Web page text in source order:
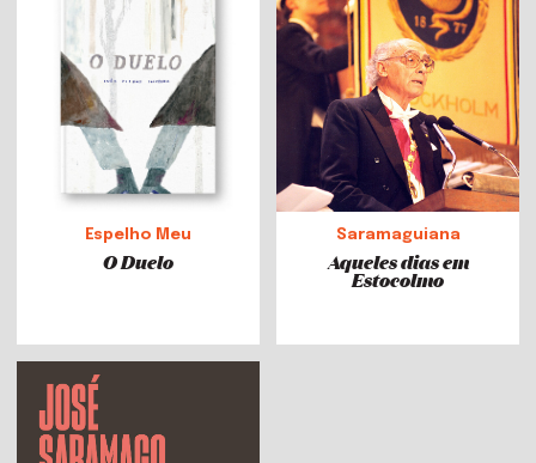
Espelho Meu
O Duelo
Saramaguiana
Aqueles dias em
Estocolmo